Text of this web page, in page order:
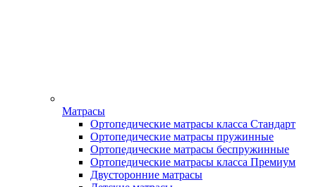
Матрасы
Ортопедические матрасы класса Стандарт
Ортопедические матрасы пружинные
Ортопедические матрасы беспружинные
Ортопедические матрасы класса Премиум
Двусторонние матрасы